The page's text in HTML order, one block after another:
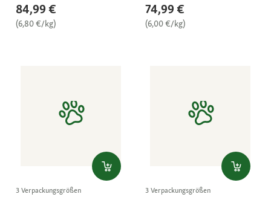
84,99 €
(6,80 €/kg)
74,99 €
(6,00 €/kg)
3 Verpackungsgrößen 3 Verpackungsgrößen